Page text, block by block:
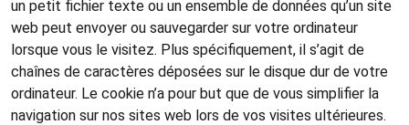
un petit fichier texte ou un ensemble de données qu’un site
web peut envoyer ou sauvegarder sur votre ordinateur
lorsque vous le visitez. Plus spécifiquement, il s’agit de
chaînes de caractères déposées sur le disque dur de votre
ordinateur. Le cookie n’a pour but que de vous simplifier la
navigation sur nos sites web lors de vos visites ultérieures.